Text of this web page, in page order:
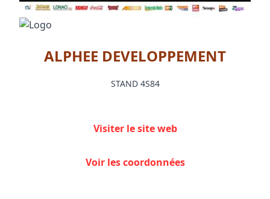
ALPHEE DEVELOPPEMENT
STAND 4S84
Visiter le site web
Voir les coordonnées